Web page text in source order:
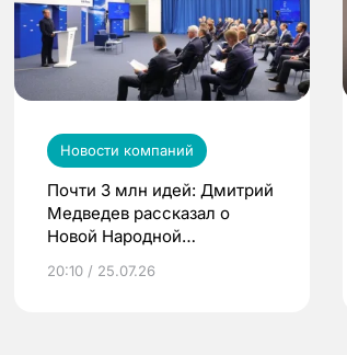
Новости компаний
Почти 3 млн идей: Дмитрий
Медведев рассказал о
Новой Народной
20:10 / 25.07.26